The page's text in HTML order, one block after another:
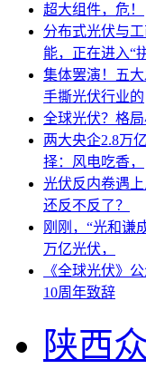
超大组件，危！
分布式光伏与
能，正在进入“
集体罢演！五
手撕光伏行业的
全球光伏？格局
两大央企2.8万
择：风电吃香，
光伏反内卷遇上
还反不反了？
刚刚，“光和谦
万亿光伏，
《全球光伏》
10周年致辞
陕西